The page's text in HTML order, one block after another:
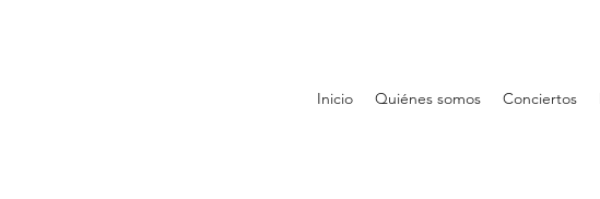
Inicio Quiénes somos Conciertos